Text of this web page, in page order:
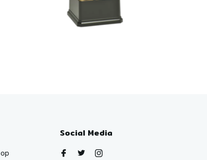
op
Social Media